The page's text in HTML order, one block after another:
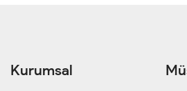
Kurumsal